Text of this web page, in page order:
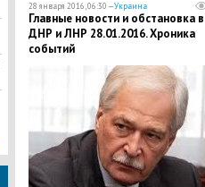
28 января 2016, 06:30 —Украина
Главные новости и обстановка в
ДНР и ЛНР 28.01.2016. Хроника
событий